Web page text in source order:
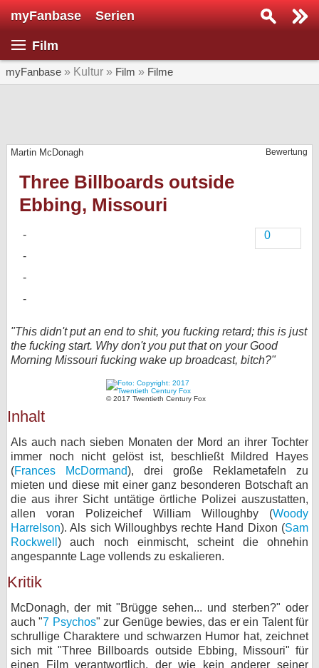
myFanbase Serien
Film
myFanbase » Kultur » Film » Filme
Bewertung
Martin McDonagh
Three Billboards outside
Ebbing, Missouri
0
"This didn't put an end to shit, you fucking retard; this is just
the fucking start. Why don't you put that on your Good
Morning Missouri fucking wake up broadcast, bitch?"
© 2017 Twentieth Century Fox
Inhalt
Als auch nach sieben Monaten der Mord an ihrer Tochter
immer noch nicht gelöst ist, beschließt Mildred Hayes
(Frances McDormand), drei große Reklametafeln zu
mieten und diese mit einer ganz besonderen Botschaft an
die aus ihrer Sicht untätige örtliche Polizei auszustatten,
allen voran Polizeichef William Willoughby (Woody
Harrelson). Als sich Willoughbys rechte Hand Dixon (Sam
Rockwell ) auch noch einmischt, scheint die ohnehin
angespannte Lage vollends zu eskalieren.
Kritik
McDonagh, der mit "Brügge sehen... und sterben?" oder
auch "7 Psychos" zur Genüge bewies, das er ein Talent für
schrullige Charaktere und schwarzen Humor hat, zeichnet
sich mit "Three Billboards outside Ebbing, Missouri" für
einen Film verantwortlich, der wie kein anderer seiner
Serie suchen...
SERIEN
Veranstaltungen
KULTUR
bei X
bei Facebook
Nutzungsbedingungen
Datenschutz
Cookie-Einstellungen
Impressum
Desktop-Ansicht